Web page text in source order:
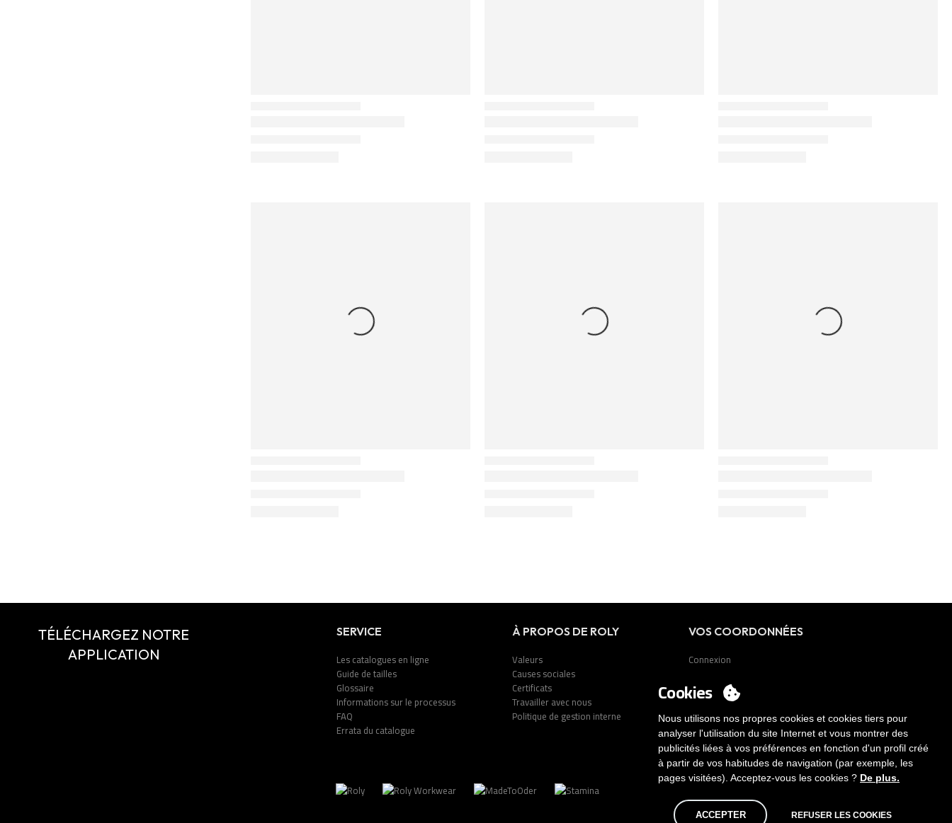
TÉLÉCHARGEZ NOTRE
APPLICATION
SERVICE
Les catalogues en ligne
Guide de tailles
Glossaire
Informations sur le processus
FAQ
Errata du catalogue
À PROPOS DE ROLY
Valeurs
Causes sociales
Certificats
Travailler avec nous
Politique de gestion interne
VOS COORDONNÉES
Connexion
Contact
Cookies
Nous utilisons nos propres cookies et cookies tiers pour
analyser l'utilisation du site Internet et vous montrer des
publicités liées à vos préférences en fonction d'un profil créé
à partir de vos habitudes de navigation (par exemple, les
pages visitées). Acceptez-vous les cookies ? De plus.
ACCEPTER REFUSER LES COOKIES